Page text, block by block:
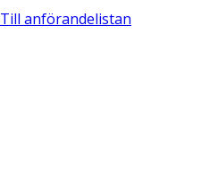
Till anförandelistan